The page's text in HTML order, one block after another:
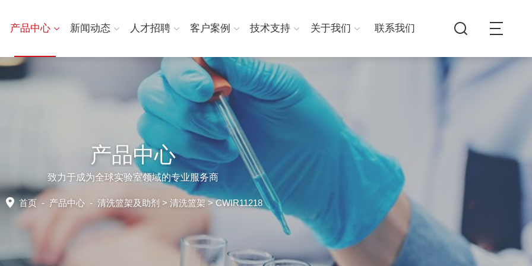
产品中心 新闻动态 人才招聘 客户案例 技术支持 关于我们 联系我们
产品中心
致力于成为全球实验室领域的专业服务商
首页 - 产品中心- 清洗篮架及助剂 > 清洗篮架 > CWIR11218